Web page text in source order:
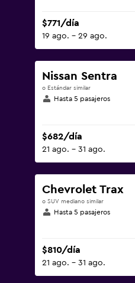
$771/día
19 ago. - 29 ago.
Nissan Sentra
o Estándar similar
Hasta 5 pasajeros
$682/día
21 ago. - 31 ago.
Chevrolet Trax
o SUV mediano similar
Hasta 5 pasajeros
$810/día
21 ago. - 31 ago.